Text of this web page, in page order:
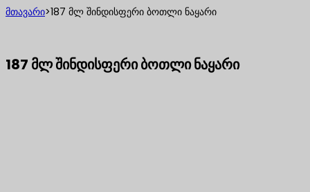
მთავარი>187 მლ შინდისფერი ბოთლი ნაყარი
187 მლ შინდისფერი ბოთლი ნაყარი